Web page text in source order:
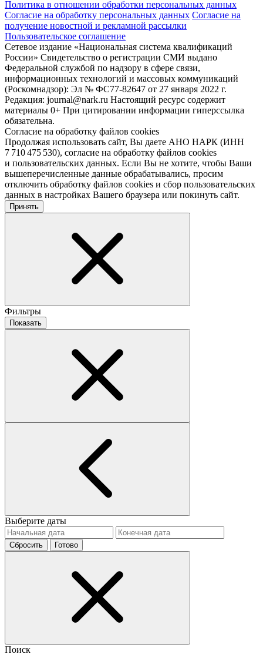
Политика в отношении обработки персональных данных
Согласие на обработку персональных данных Согласие на
получение новостной и рекламной рассылки
Пользовательское соглашение
Сетевое издание «Национальная система квалификаций
России» Свидетельство о регистрации СМИ выдано
Федеральной службой по надзору в сфере связи,
информационных технологий и массовых коммуникаций
(Роскомнадзор): Эл № ФС77-82647 от 27 января 2022 г.
Редакция: journal@nark.ru Настоящий ресурс содержит
материалы 0+ При цитировании информации гиперссылка
обязательна.
Согласие на обработку файлов cookies
Продолжая использовать сайт, Вы даете АНО НАРК (ИНН
7 710 475 530), согласие на обработку файлов cookies
и пользовательских данных. Если Вы не хотите, чтобы Ваши
вышеперечисленные данные обрабатывались, просим
отключить обработку файлов cookies и сбор пользовательских
данных в настройках Вашего браузера или покинуть сайт.
Принять
Фильтры
Показать
Выберите даты
Сбросить Готово
Поиск